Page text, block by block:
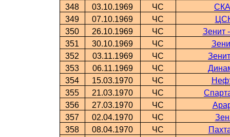
348
03.10.1969 ЧС
349
07.10.1969 ЧС
350
26.10.1969 ЧС
Зенит
351
30.10.1969 ЧС
352
03.11.1969 ЧС
353
06.11.1969 ЧС
354
15.03.1970 ЧС
355
21.03.1970 ЧС
356
27.03.1970 ЧС
357
02.04.1970 ЧС
358
08.04.1970 ЧС